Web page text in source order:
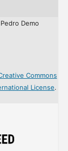
Demo
Commons
License.